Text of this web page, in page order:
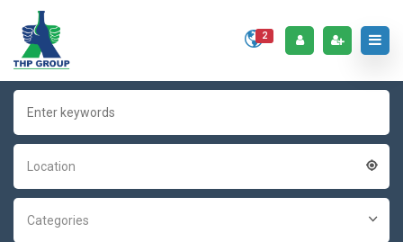
2
Location
Categories